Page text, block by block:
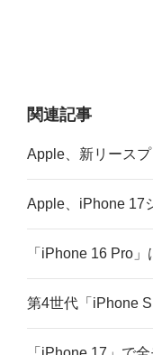
関連記事
Apple、新リース
Apple、iPhone 17
「iPhone 16 Pro
第4世代「iPhone